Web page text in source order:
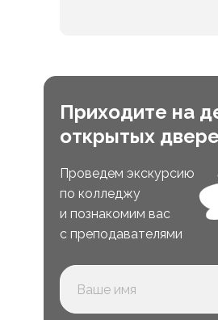
Приходите на
открытых
Проведем экскурсию
по колледжу
и познакомим вас
с преподавателями